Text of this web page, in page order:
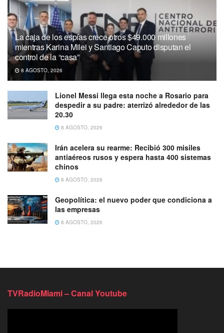
La caja de los espías crece otros $49.000 millones
mientras Karina Milei y Santiago Caputo disputan el
control de la “casa”
8 AGOSTO, 2026
Lionel Messi llega esta noche a Rosario para
despedir a su padre: aterrizó alrededor de las
20.30
8 AGOSTO, 2026
Irán acelera su rearme: Recibió 300 misiles
antiaéreos rusos y espera hasta 400 sistemas
chinos
8 AGOSTO, 2026
Geopolítica: el nuevo poder que condiciona a
las empresas
8 AGOSTO, 2026
TVRadioMiami – Canal Youtube